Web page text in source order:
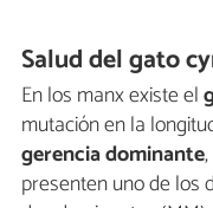
Salud del gato
En los manx existe el
mutación en la
gerencia dominante
presenten uno de los